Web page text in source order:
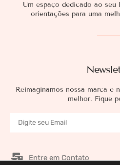
Reimaginamos nossa marca e
melhor. Fique
Um espaço dedicado ao seu
orientações para uma
Entre em Contato